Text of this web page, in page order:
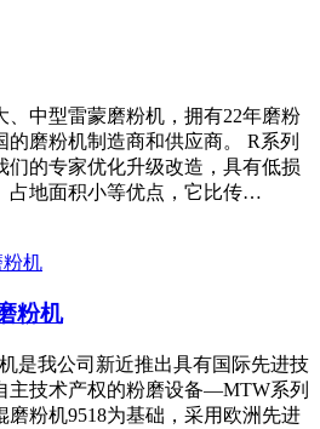
、中型雷蒙磨粉机，拥有22年磨粉
的磨粉机制造商和供应商。 R系列
们的专家优化升级改造，具有低损
占地面积小等优点，它比传…
粉机
是我公司新近推出具有国际先进技
主技术产权的粉磨设备—MTW系列
磨粉机9518为基础，采用欧洲先进